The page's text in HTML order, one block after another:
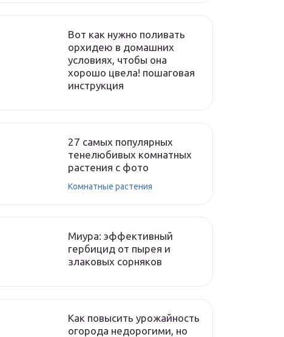
Вот как нужно поливать
орхидею в домашних
условиях, чтобы она
хорошо цвела! пошаговая
инструкция
27 самых популярных
тенелюбивых комнатных
растения с фото
Комнатные растения
Миура: эффективный
гербицид от пырея и
злаковых сорняков
Как повысить урожайность
огорода недорогими, но